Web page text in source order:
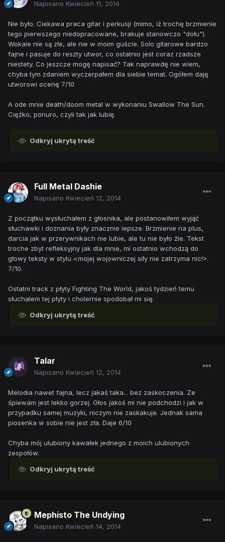
Napisano Kwiecień 11, 2014
Nie było. Ciekawa praca gitar i perkusji (mimo, iż trochę brzmienie
tego pierwszego niedopracowane, brakuje stanowczo "dołu").
Wokale nie są złe, ale nie w moim guście. Solo gitarowe bardzo
fajne i pasuje do reszty utwor, co ostatnio jest coraz rzadsze
niestety. Co jeszcze mogę napisać? Tak naprawdę nie wiem,
chyba tym zdaniem wyczerpałem dla siebie temat. Ogółem daję
utworowi ocenę 7/10
A ode mnie death/doom metal w wykonaniu Swallow The Sun.
Ciężko, ponuro, czyli tak jak lubię.
Odkryj ukrytą treść
Full Metal Dashie
Napisano Kwiecień 12, 2014
Z początku wysłuchałem z głosnika, ale postanowiłem wyjąć
słuchawki i doznania były znacznie lepsze. Brzmienie na plus,
darcia jak w przerywnikach nie lubie, ale tu nie było źle. Tekst
troche zbyt refleksyjny jak dla mnie, mi ostatnio wchodzą do
głowy teksty w stylu <mojej wojowniczej siły nie zatrzyma nic!>.
7/10.
Ostatni track z płyty Fighting The World, jakoś tydzień temu
słuchalem tej płyty i cholernie spodobał mi się.
Odkryj ukrytą treść
Talar
Napisano Kwiecień 12, 2014
Melodia nawet fajna, lecz jakaś taka... bez zaskoczenia. Ze
śpiewam jest lekko gorzej. Głos jakoś mi nie podchodzi i jak w
przypadku samej muzyki, niczym nie zaskakuje. Jednak sama
piosenka w sobie nie jest zła. Daje 6/10
Chyba mój ulubiony kawałek jednego z moich ulubionych
zespołów.
Odkryj ukrytą treść
Mephisto The Undying
Napisano Kwiecień 14, 2014